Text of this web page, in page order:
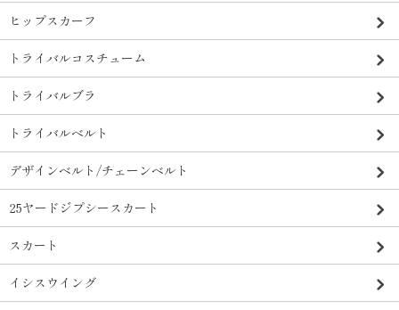
ヒップスカーフ
トライバルコスチューム
トライバルブラ
トライバルベルト
デザインベルト/チェーンベルト
25ヤードジプシースカート
スカート
イシスウイング